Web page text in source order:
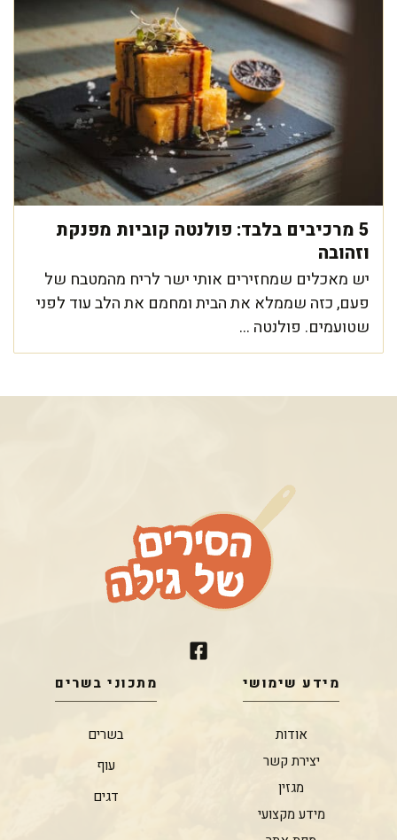
5 מרכיבים בלבד: פולנטה קוביות מפנקת
וזהובה
יש מאכלים שמחזירים אותי ישר לריח מהמטבח של
פעם, כזה שממלא את הבית ומחמם את הלב עוד לפני
שטועמים. פולנטה ...
מידע שימושי
אודות
יצירת קשר
מגזין
מידע מקצועי
מתכוני בשרים
בשרים
עוף
דגים